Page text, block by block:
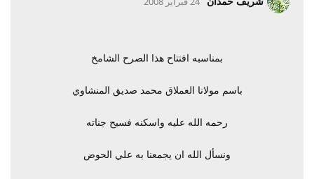
بمناسبه افتتاح هذا الصرح الشامخ
باسم مولانا العملاق محمد صديق المنشاوي
رحمه الله عليه واسكنه فسيح جناته
ونسأل الله ان يجمعنا به علي الحوض